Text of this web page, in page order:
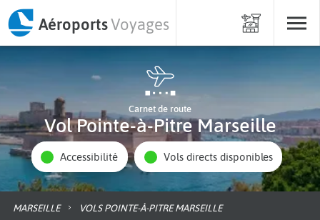
AéroportsVoyages
Carnet de route
Vol Pointe-à-Pitre Marseille
Accessibilité Vols directs disponibles
MARSEILLE VOLS POINTE-À-PITRE MARSEILLE